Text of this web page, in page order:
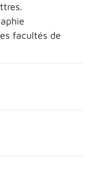
facultés de